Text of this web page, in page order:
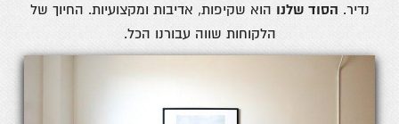
נדיר. הסוד שלנו הוא שקיפות, אדיבות ומקצועיות. החיוך של
הלקוחות שווה עבורנו הכל.